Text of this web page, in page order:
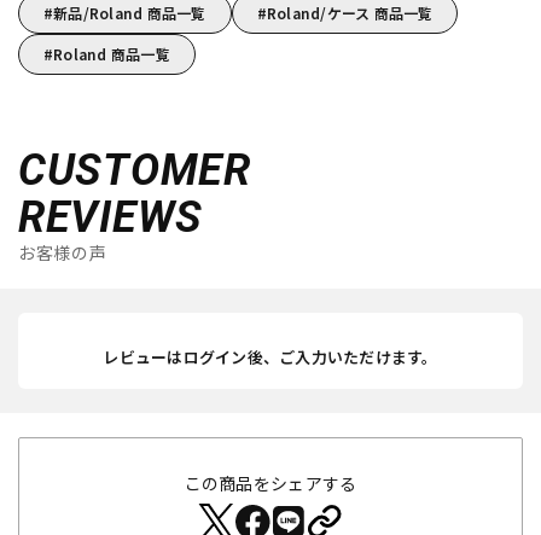
新品/Roland 商品一覧
Roland/ケース 商品一覧
Roland 商品一覧
CUSTOMER
REVIEWS
お客様の声
レビューはログイン後、ご入力いただけます。
この商品をシェアする